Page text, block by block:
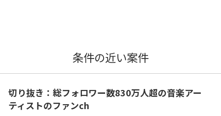
条件の近い案件
切り抜き：総フォロワー数830万人超の音楽アー
ティストのファンch